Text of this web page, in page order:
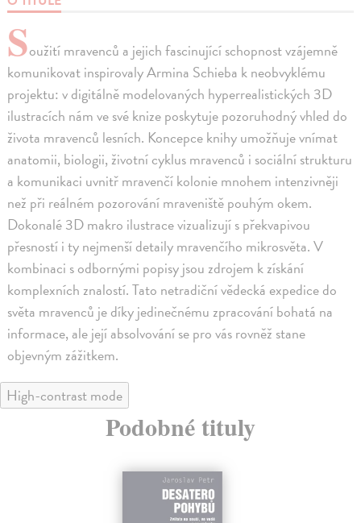
Soužití mravenců a jejich fascinující schopnost vzájemně
komunikovat inspirovaly Armina Schieba k neobvyklému
projektu: v digitálně modelovaných hyperrealistických 3D
ilustracích nám ve své knize poskytuje pozoruhodný vhled do
života mravenců lesních. Koncepce knihy umožňuje vnímat
anatomii, biologii, životní cyklus mravenců i sociální strukturu
a komunikaci uvnitř mravenčí kolonie mnohem intenzivněji
než při reálném pozorování mraveniště pouhým okem.
Dokonalé 3D makro ilustrace vizualizují s překvapivou
přesností i ty nejmenší detaily mravenčího mikrosvěta. V
kombinaci s odbornými popisy jsou zdrojem k získání
komplexních znalostí. Tato netradiční vědecká expedice do
světa mravenců je díky jedinečnému zpracování bohatá na
informace, ale její absolvování se pro vás rovněž stane
objevným zážitkem.
High-contrast mode
Podobné tituly